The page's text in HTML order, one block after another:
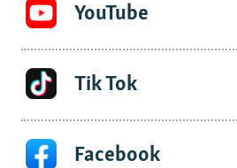
YouTube
Tik Tok
Facebook